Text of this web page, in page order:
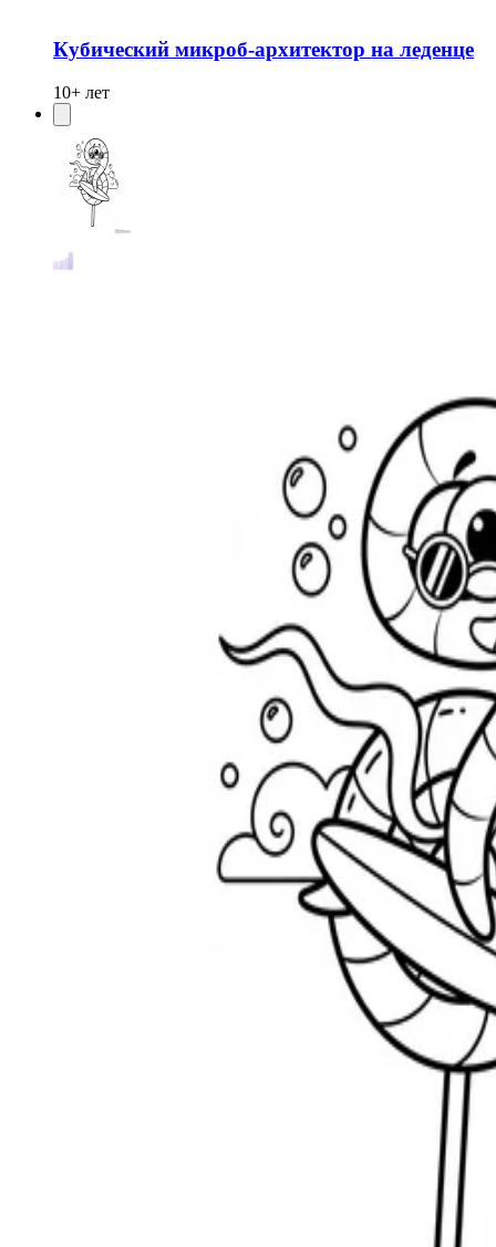
Кубический микроб-архитектор на леденце
10+ лет